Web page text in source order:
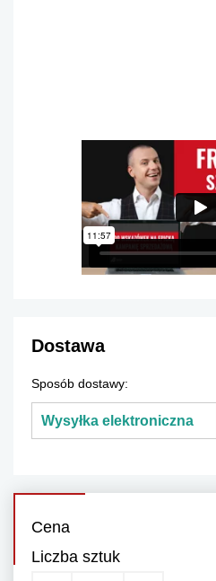
Dostawa
Sposób dostawy:
Wysyłka elektroniczna
Cena
Liczba sztuk